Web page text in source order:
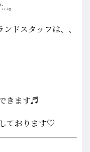
｡
ドスタッフは、、
きます♬
ております♡